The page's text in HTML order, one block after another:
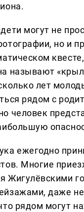
могут не
но и
называют
лет
рядом с
человек
ежегодно
Многие
Жигулёвскими
даже не
рядом могут